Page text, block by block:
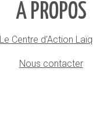
À PROPOS
Le Centre d'Action
Nous contacter